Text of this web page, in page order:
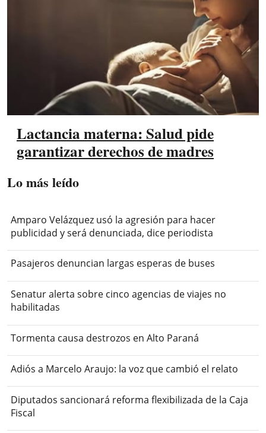
Lactancia materna: Salud pide
garantizar derechos de madres
Lo más leído
Amparo Velázquez usó la agresión para hacer
publicidad y será denunciada, dice periodista
Pasajeros denuncian largas esperas de buses
Senatur alerta sobre cinco agencias de viajes no
habilitadas
Tormenta causa destrozos en Alto Paraná
Adiós a Marcelo Araujo: la voz que cambió el relato
Diputados sancionará reforma flexibilizada de la Caja
Fiscal